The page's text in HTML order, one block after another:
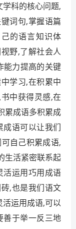
科的核心问题,
词句,掌握语篇
的语言知识体
野,了解社会人
能力提高的关键
学习,在积累中
中获得灵感,在
累成语多积累成
语可以让我们
自己积累成语,
生活紧密联系起
活运用巧用成语
,也是我们语文
运用成语,可以
善于举一反三地